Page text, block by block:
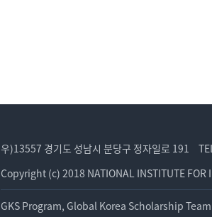
우)13557 경기도 성남시 분당구 정자일로 191
Copyright (c) 2018 NATIONAL INSTITUTE
GKS Program, Global Korea Scholarship